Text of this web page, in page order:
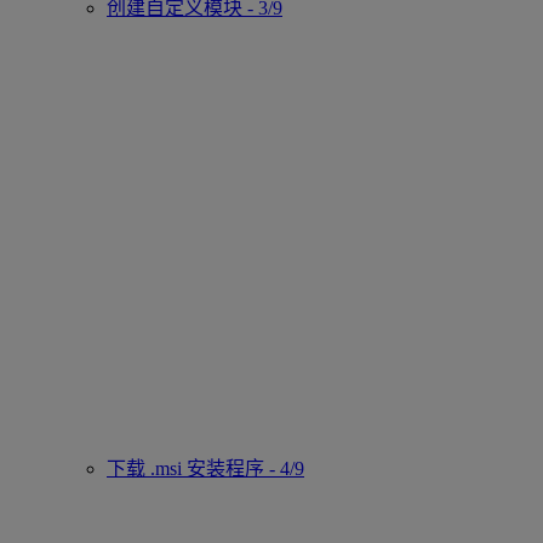
创建自定义模块 - 3/9
下载 .msi 安装程序 - 4/9